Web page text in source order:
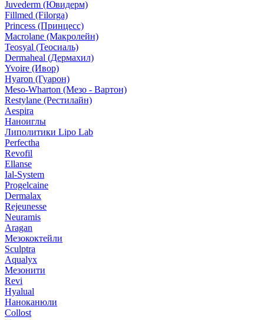
Juvederm (Ювидерм)
Fillmed (Filorga)
Princess (Принцесс)
Macrolane (Макролейн)
Teosyal (Теосиаль)
Dermaheal (Дермахил)
Yvoire (Ивор)
Hyaron (Гуарон)
Meso-Wharton (Мезо - Вартон)
Restylane (Рестилайн)
Aespira
Наноиглы
Липолитики Lipo Lab
Perfectha
Revofil
Ellanse
Ial-System
Progelcaine
Dermalax
Rejeunesse
Neuramis
Aragan
Мезококтейли
Sculptra
Aqualyx
Мезонити
Revi
Hyalual
Наноканюли
Collost